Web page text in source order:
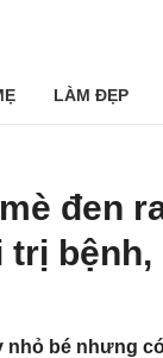
LÀM ĐẸP
đen
trị
nhỏ bé nhưng